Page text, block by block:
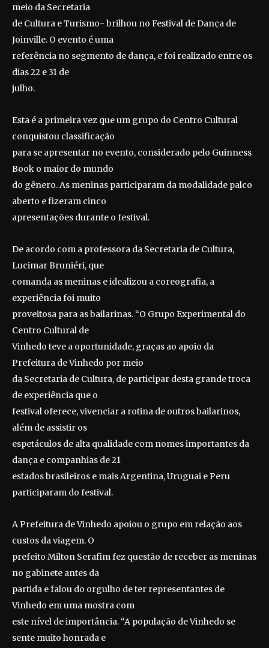
meio da Secretaria
de Cultura e Turismo- brilhou no Festival de Dança de
Joinville. O evento é uma
referência no segmento de dança, e foi realizado entre os
dias 22 e 31 de
julho.
Esta é a primeira vez que um grupo do Centro Cultural
conquistou classificação
para se apresentar no evento, considerado pelo Guinness
Book o maior do mundo
do gênero. As meninas participaram da modalidade palco
aberto e fizeram cinco
apresentações durante o festival.
De acordo com a professora da Secretaria de Cultura,
Lucimar Bruniéri, que
comanda as meninas e idealizou a coreografia, a
experiência foi muito
proveitosa para as bailarinas. “O Grupo Experimental do
Centro Cultural de
Vinhedo teve a oportunidade, graças ao apoio da
Prefeitura de Vinhedo por meio
da Secretaria de Cultura, de participar desta grande troca
de experiência que o
festival oferece, vivenciar a rotina de outros bailarinos,
além de assistir os
espetáculos de alta qualidade com nomes importantes da
dança e companhias de 21
estados brasileiros e mais Argentina, Uruguai e Peru
participaram do festival.
A Prefeitura de Vinhedo apoiou o grupo em relação aos
custos da viagem. O
prefeito Milton Serafim fez questão de receber as meninas
no gabinete antes da
partida e falou do orgulho de ter representantes de
Vinhedo em uma mostra com
este nível de importância. “A população de Vinhedo se
sente muito honrada e